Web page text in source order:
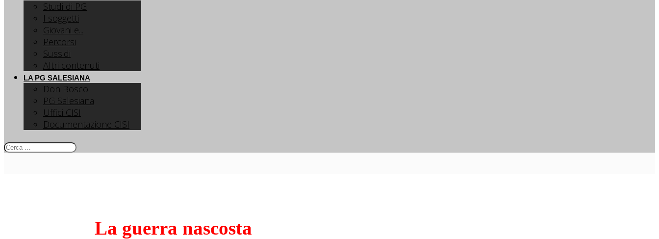
Studi di PG
I soggetti
Giovani e...
Percorsi
Sussidi
Altri contenuti
LA PG SALESIANA
Don Bosco
PG Salesiana
Uffici CISI
Documentazione CISI
La guerra nascosta